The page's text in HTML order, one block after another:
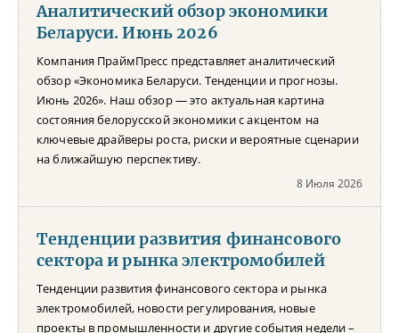
Аналитический обзор экономики
Беларуси. Июнь 2026
Компания ПраймПресс представляет аналитический
обзор «Экономика Беларуси. Тенденции и прогнозы.
Июнь 2026». Наш обзор — это актуальная картина
состояния белорусской экономики с акцентом на
ключевые драйверы роста, риски и вероятные сценарии
на ближайшую перспективу.
8 Июля 2026
Тенденции развития финансового
сектора и рынка электромобилей
Тенденции развития финансового сектора и рынка
электромобилей, новости регулирования, новые
проекты в промышленности и другие события недели –